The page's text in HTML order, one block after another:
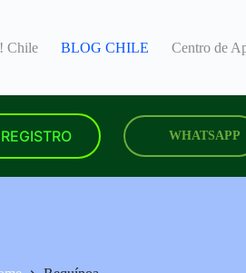
Chile BLOG CHILE Centro de
REGISTRO WHATSAPP